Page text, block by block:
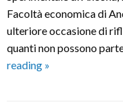
Facoltà economica di
ulteriore occasione di
quanti non possono
reading A
»